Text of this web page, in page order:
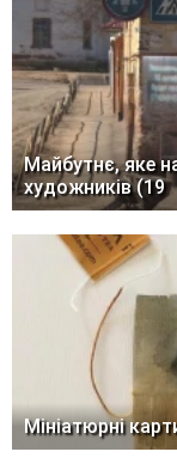
Майбутнє, яке
художників (19
Мініатюрні